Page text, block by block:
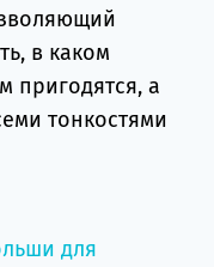
в каком
пригодятся, а
тонкостями
для